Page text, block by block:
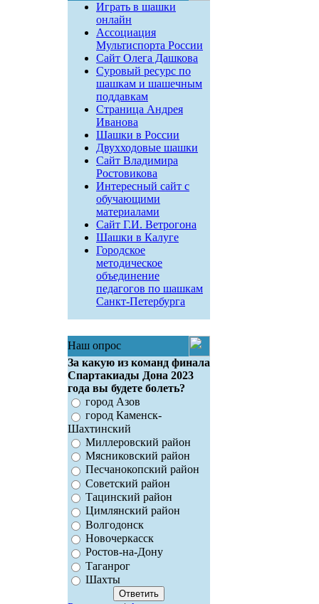
Играть в шашки
онлайн
Ассоциация
Мультиспорта России
Сайт Олега Дашкова
Суровый ресурс по
шашкам и шашечным
поддавкам
Страница Андрея
Иванова
Шашки в России
Двухходовые шашки
Сайт Владимира
Ростовикова
Интересный сайт с
обучающими
материалами
Сайт Г.И. Ветрогона
Шашки в Калуге
Городское
методическое
объединение
педагогов по шашкам
Санкт-Петербурга
Наш опрос
За какую из команд финала
Спартакиады Дона 2023
года вы будете болеть?
город Азов
город Каменск-
Шахтинский
Миллеровский район
Мясниковский район
Песчанокопский район
Советский район
Тацинский район
Цимлянский район
Волгодонск
Новочеркасск
Ростов-на-Дону
Таганрог
Шахты